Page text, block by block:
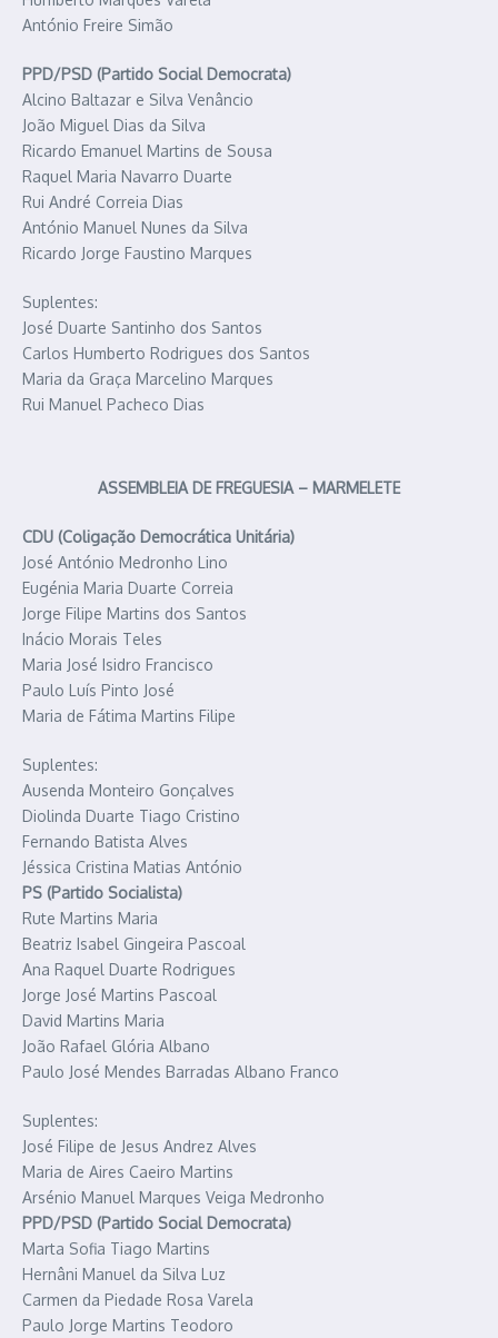
António Freire Simão
PPD/PSD (Partido Social Democrata)
Alcino Baltazar e Silva Venâncio
João Miguel Dias da Silva
Ricardo Emanuel Martins de Sousa
Raquel Maria Navarro Duarte
Rui André Correia Dias
António Manuel Nunes da Silva
Ricardo Jorge Faustino Marques
Suplentes:
José Duarte Santinho dos Santos
Carlos Humberto Rodrigues dos Santos
Maria da Graça Marcelino Marques
Rui Manuel Pacheco Dias
ASSEMBLEIA DE FREGUESIA – MARMELETE
CDU (Coligação Democrática Unitária)
José António Medronho Lino
Eugénia Maria Duarte Correia
Jorge Filipe Martins dos Santos
Inácio Morais Teles
Maria José Isidro Francisco
Paulo Luís Pinto José
Maria de Fátima Martins Filipe
Suplentes:
Ausenda Monteiro Gonçalves
Diolinda Duarte Tiago Cristino
Fernando Batista Alves
Jéssica Cristina Matias António
PS (Partido Socialista)
Rute Martins Maria
Beatriz Isabel Gingeira Pascoal
Ana Raquel Duarte Rodrigues
Jorge José Martins Pascoal
David Martins Maria
João Rafael Glória Albano
Paulo José Mendes Barradas Albano Franco
Suplentes:
José Filipe de Jesus Andrez Alves
Maria de Aires Caeiro Martins
Arsénio Manuel Marques Veiga Medronho
PPD/PSD (Partido Social Democrata)
Marta Sofia Tiago Martins
Hernâni Manuel da Silva Luz
Carmen da Piedade Rosa Varela
Paulo Jorge Martins Teodoro